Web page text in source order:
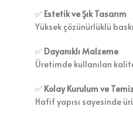
✅ Estetik ve Şık Tasarım
Yüksek çözünürlüklü
✅ Dayanıklı Malzeme
Üretimde kullanılan
✅ Kolay Kurulum ve
Hafif yapısı sayesinde